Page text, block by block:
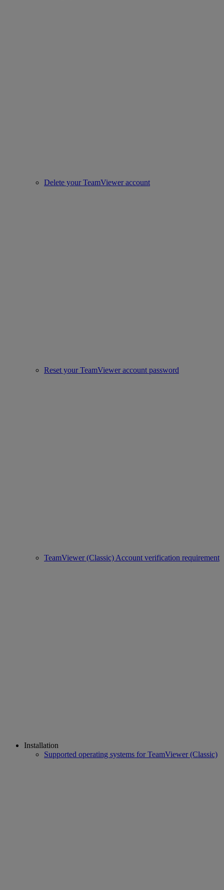
Delete your TeamViewer account
Reset your TeamViewer account password
TeamViewer (Classic) Account verification requirement
Installation
Supported operating systems for TeamViewer (Classic)